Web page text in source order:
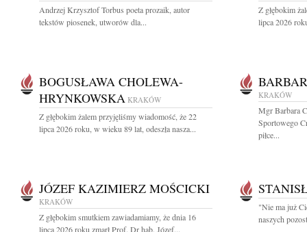
Andrzej Krzysztof Torbus poeta prozaik, autor
tekstów piosenek, utworów dla...
Z głębokim
lipca 2026
BOGUSŁAWA CHOLEWA-
HRYNKOWSKA KRAKÓW
Z głębokim żalem przyjęliśmy wiadomość, że 22
lipca 2026 roku, w wieku 89 lat, odeszła nasza...
KRAKÓW
Mgr Barbara
Sportowego
piłce...
JÓZEF KAZIMIERZ MOŚCICKI
KRAKÓW
Z głębokim smutkiem zawiadamiamy, że dnia 16
lipca 2026 roku zmarł Prof. Dr hab. Józef...
"Nie ma już
naszych